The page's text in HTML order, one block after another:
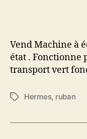
Vend Machine à
état . Fonctionne
transport vert
Étiquettes
Hermes, ruban